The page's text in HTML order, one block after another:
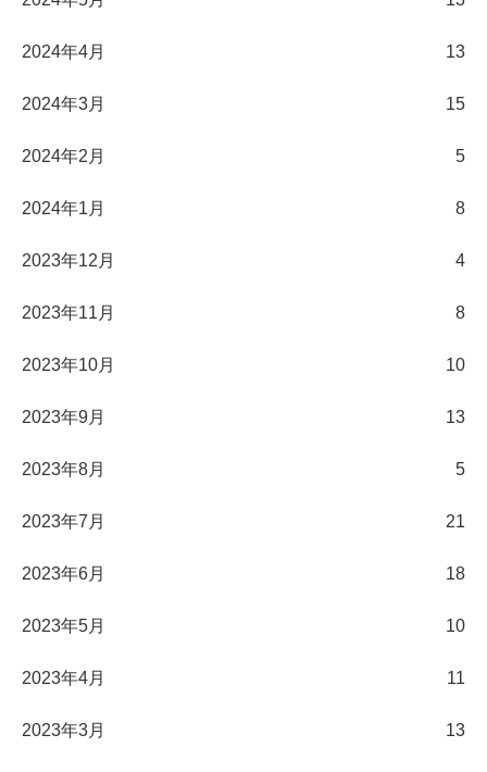
2024年4月 13
2024年3月 15
2024年2月 5
2024年1月 8
2023年12月 4
2023年11月 8
2023年10月 10
2023年9月 13
2023年8月 5
2023年7月 21
2023年6月 18
2023年5月 10
2023年4月 11
2023年3月 13